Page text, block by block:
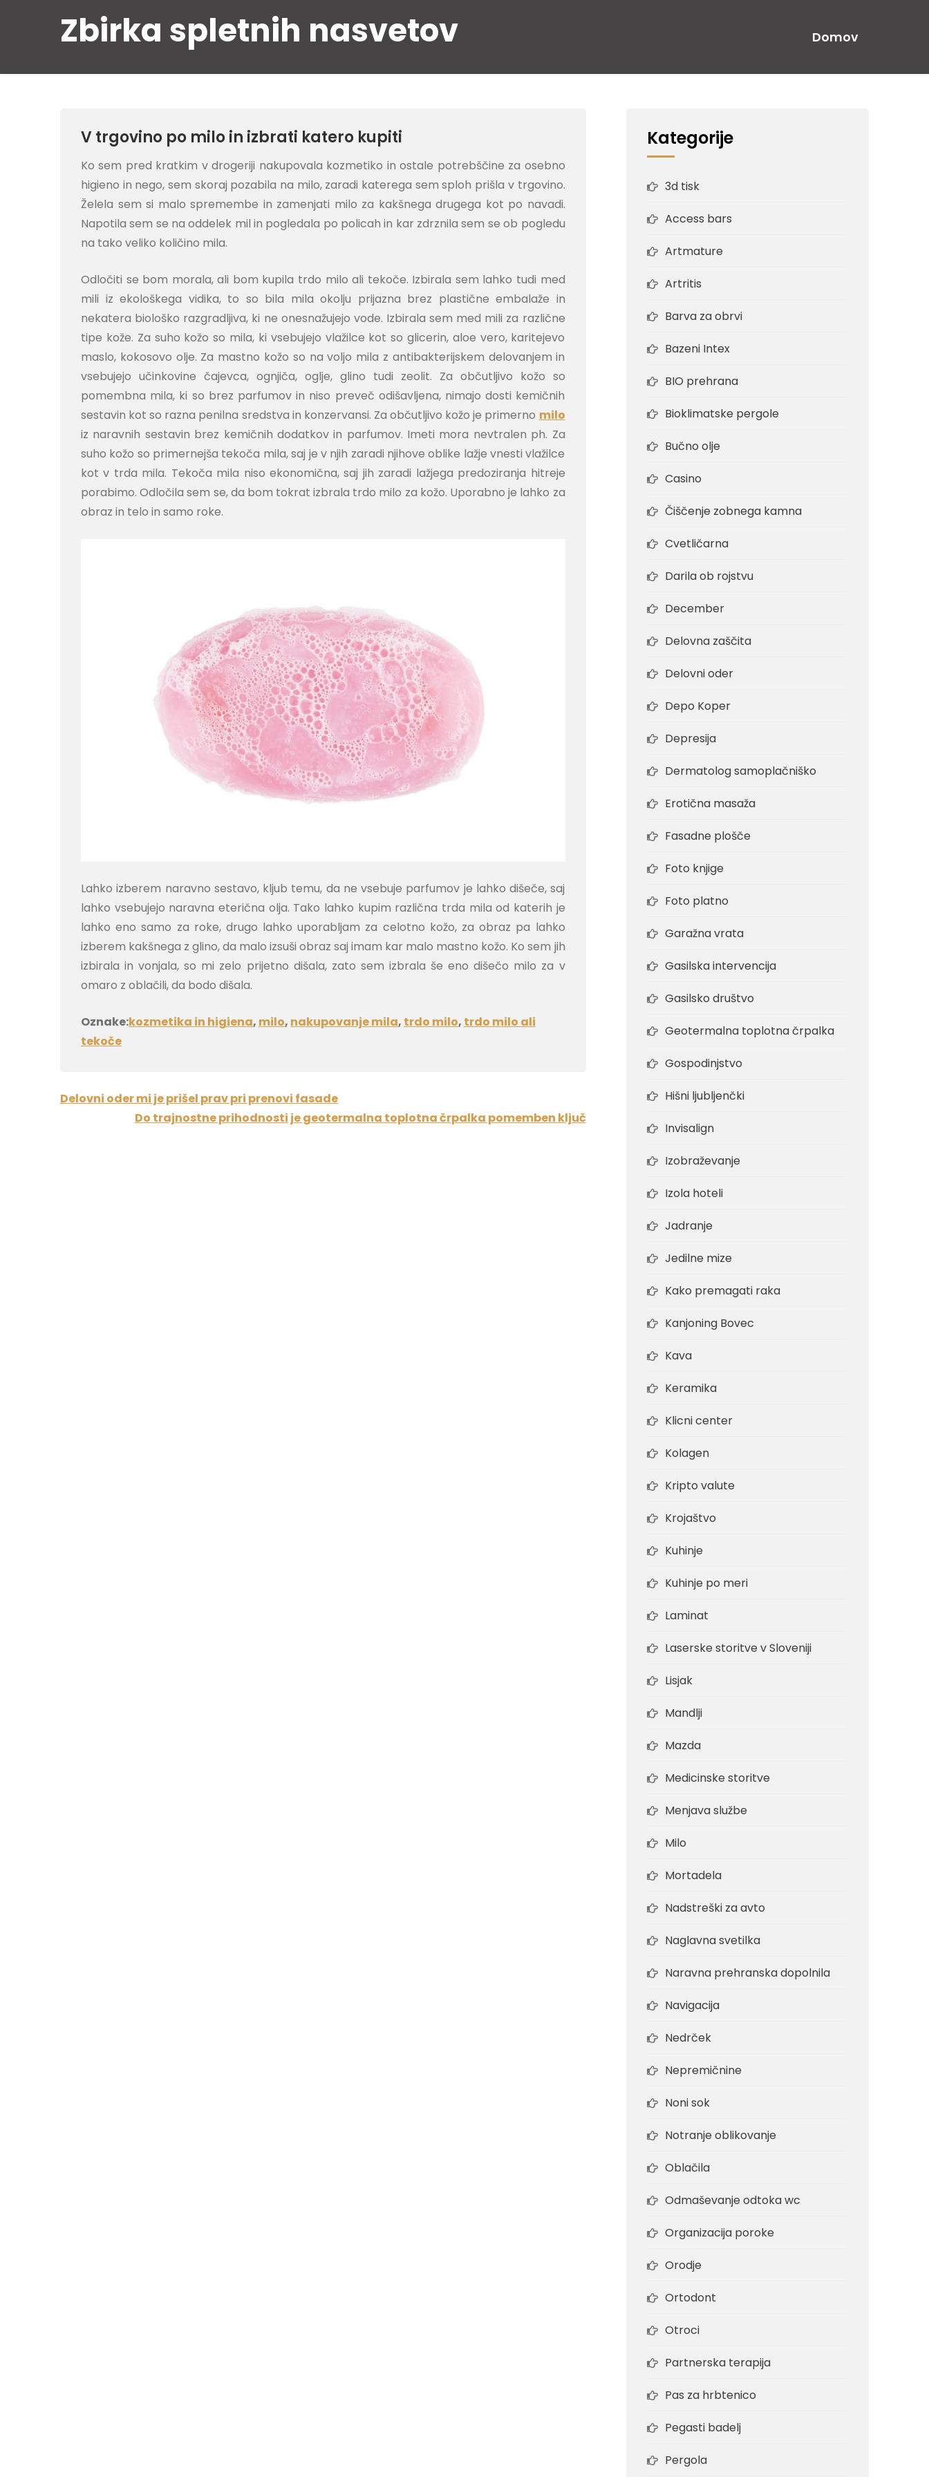
Zbirka spletnih nasvetov Domov
V trgovino po milo in izbrati katero kupiti
Ko sem pred kratkim v drogeriji nakupovala kozmetiko in ostale potrebščine za osebno
higieno in nego, sem skoraj pozabila na milo, zaradi katerega sem sploh prišla v trgovino.
Želela sem si malo spremembe in zamenjati milo za kakšnega drugega kot po navadi.
Napotila sem se na oddelek mil in pogledala po policah in kar zdrznila sem se ob pogledu
na tako veliko količino mila.
Odločiti se bom morala, ali bom kupila trdo milo ali tekoče. Izbirala sem lahko tudi med
mili iz ekološkega vidika, to so bila mila okolju prijazna brez plastične embalaže in
nekatera biološko razgradljiva, ki ne onesnažujejo vode. Izbirala sem med mili za različne
tipe kože. Za suho kožo so mila, ki vsebujejo vlažilce kot so glicerin, aloe vero, karitejevo
maslo, kokosovo olje. Za mastno kožo so na voljo mila z antibakterijskem delovanjem in
vsebujejo učinkovine čajevca, ognjiča, oglje, glino tudi zeolit. Za občutljivo kožo so
pomembna mila, ki so brez parfumov in niso preveč odišavljena, nimajo dosti kemičnih
sestavin kot so razna penilna sredstva in konzervansi. Za občutljivo kožo je primerno milo
iz naravnih sestavin brez kemičnih dodatkov in parfumov. Imeti mora nevtralen ph. Za
suho kožo so primernejša tekoča mila, saj je v njih zaradi njihove oblike lažje vnesti vlažilce
kot v trda mila. Tekoča mila niso ekonomična, saj jih zaradi lažjega predoziranja hitreje
porabimo. Odločila sem se, da bom tokrat izbrala trdo milo za kožo. Uporabno je lahko za
obraz in telo in samo roke.
Lahko izberem naravno sestavo, kljub temu, da ne vsebuje parfumov je lahko dišeče, saj
lahko vsebujejo naravna eterična olja. Tako lahko kupim različna trda mila od katerih je
lahko eno samo za roke, drugo lahko uporabljam za celotno kožo, za obraz pa lahko
izberem kakšnega z glino, da malo izsuši obraz saj imam kar malo mastno kožo. Ko sem jih
izbirala in vonjala, so mi zelo prijetno dišala, zato sem izbrala še eno dišečo milo za v
omaro z oblačili, da bodo dišala.
Oznake:kozmetika in higiena, milo, nakupovanje mila, trdo milo, trdo milo ali
tekoče
Navigacija
prispevka
Delovni oder mi je prišel prav pri prenovi fasade
Do trajnostne prihodnosti je geotermalna toplotna črpalka pomemben ključ
Kategorije
3d tisk
Access bars
Artmature
Artritis
Barva za obrvi
Bazeni Intex
BIO prehrana
Bioklimatske pergole
Bučno olje
Casino
Čiščenje zobnega kamna
Cvetličarna
Darila ob rojstvu
December
Delovna zaščita
Delovni oder
Depo Koper
Depresija
Dermatolog samoplačniško
Erotična masaža
Fasadne plošče
Foto knjige
Foto platno
Garažna vrata
Gasilska intervencija
Gasilsko društvo
Geotermalna toplotna črpalka
Gospodinjstvo
Hišni ljubljenčki
Invisalign
Izobraževanje
Izola hoteli
Jadranje
Jedilne mize
Kako premagati raka
Kanjoning Bovec
Kava
Keramika
Klicni center
Kolagen
Kripto valute
Krojaštvo
Kuhinje
Kuhinje po meri
Laminat
Laserske storitve v Sloveniji
Lisjak
Mandlji
Mazda
Medicinske storitve
Menjava službe
Milo
Mortadela
Nadstreški za avto
Naglavna svetilka
Naravna prehranska dopolnila
Navigacija
Nedrček
Nepremičnine
Noni sok
Notranje oblikovanje
Oblačila
Odmaševanje odtoka wc
Organizacija poroke
Orodje
Ortodont
Otroci
Partnerska terapija
Pas za hrbtenico
Pegasti badelj
Pergola